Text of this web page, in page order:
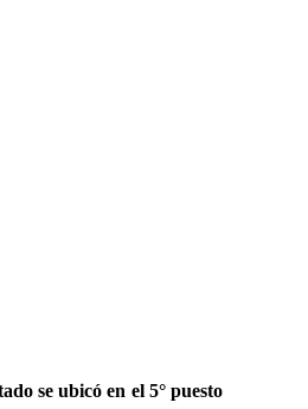
se ubicó en el 5° puesto